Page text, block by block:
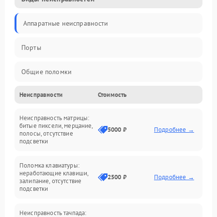
Аппаратные неисправности
Порты
Общие поломки
Устройства
Программные ошибки
Электрические и системные сбои
Интерфейсные проблемы
Батарея
Неисправности Стоимость
Неисправность матрицы:
битые пиксели, мерцание,
полосы, отсутствие
подсветки
5000 ₽ Подробнее →
Поломка клавиатуры:
неработающие клавиши,
залипание, отсутствие
подсветки
2500 ₽ Подробнее →
Неисправность тачпада: